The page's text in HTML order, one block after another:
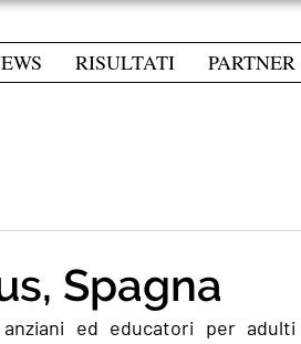
RISULTATI PARTNER
Spagna
ed educatori per adulti